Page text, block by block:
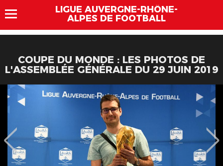
LIGUE AUVERGNE-RHÔNE-
ALPES DE FOOTBALL
COUPE DU MONDE : LES PHOTOS DE
L'ASSEMBLÉE GÉNÉRALE DU 29 JUIN 2019